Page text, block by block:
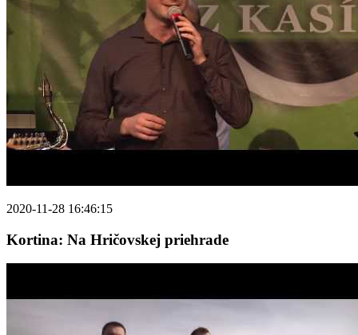
2020-11-28 16:46:15
Kortina: Na Hričovskej priehrade